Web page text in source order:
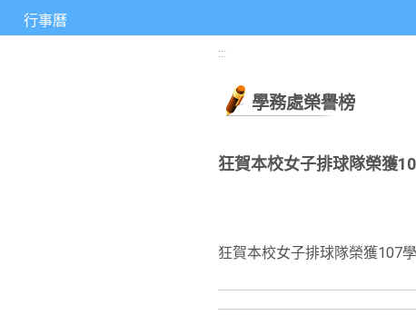
行事曆
:::
學務處榮譽榜
狂賀本校女子排球隊榮獲
狂賀本校女子排球隊榮獲107